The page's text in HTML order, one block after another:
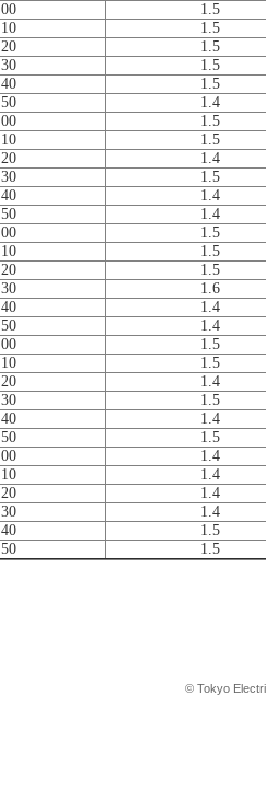
1.5
1.5
1.5
1.5
1.5
1.4
1.5
1.5
1.4
1.5
1.4
1.4
1.5
1.5
1.5
1.6
1.4
1.4
1.5
1.5
1.4
1.5
1.4
1.5
1.4
1.4
1.4
1.4
1.5
1.5
© Tokyo